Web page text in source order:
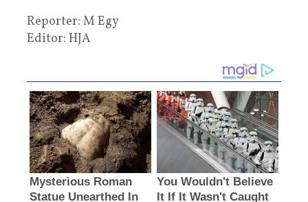
Reporter: M Egy
Editor: HJA